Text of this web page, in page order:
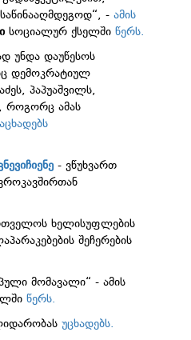
- ამის
სოციალურ ქსელში წერს.
უნდა დაუწესოს
დემოკრატიულ
პაპუაშვილს,
როგორც ამას
აცხადებს
- ვწუხვართ
ხელისუფლების
შეჩერების
მომავალი“ - ამის
წერს.
უცხადებს.